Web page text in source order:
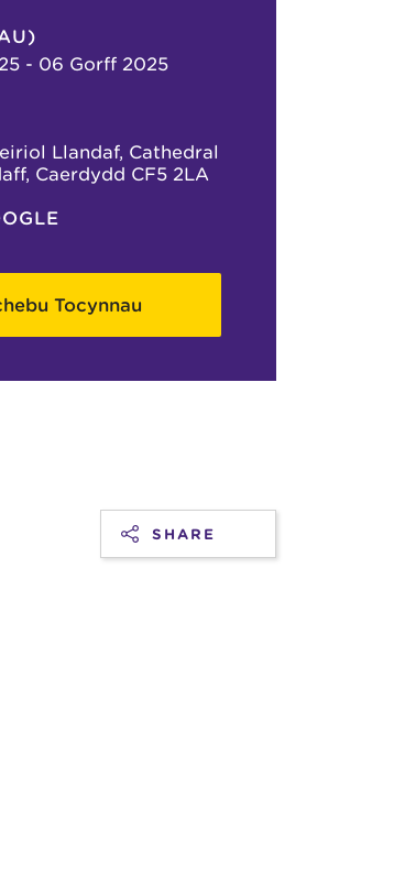
- 06 Gorff 2025
Llandaf, Cathedral
Caerdydd CF5 2LA
Tocynnau
SHARE